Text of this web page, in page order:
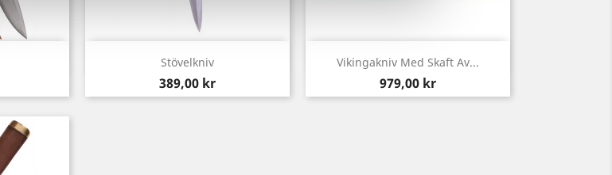
Stövelkniv
Pris
389,00 kr
Snabbvy Vikingakniv Med Skaft Av...
Pris
979,00 kr
Snabbvy